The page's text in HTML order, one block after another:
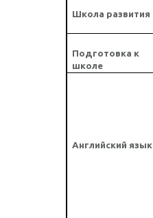
Школа развития
Подготовка к
школе
Английский язык